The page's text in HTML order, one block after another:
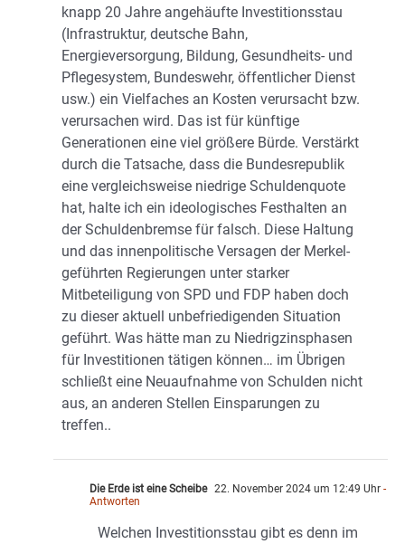
knapp 20 Jahre angehäufte Investitionsstau
(Infrastruktur, deutsche Bahn,
Energieversorgung, Bildung, Gesundheits- und
Pflegesystem, Bundeswehr, öffentlicher Dienst
usw.) ein Vielfaches an Kosten verursacht bzw.
verursachen wird. Das ist für künftige
Generationen eine viel größere Bürde. Verstärkt
durch die Tatsache, dass die Bundesrepublik
eine vergleichsweise niedrige Schuldenquote
hat, halte ich ein ideologisches Festhalten an
der Schuldenbremse für falsch. Diese Haltung
und das innenpolitische Versagen der Merkel-
geführten Regierungen unter starker
Mitbeteiligung von SPD und FDP haben doch
zu dieser aktuell unbefriedigenden Situation
geführt. Was hätte man zu Niedrigzinsphasen
für Investitionen tätigen können… im Übrigen
schließt eine Neuaufnahme von Schulden nicht
aus, an anderen Stellen Einsparungen zu
treffen..
Die Erde ist eine Scheibe 22. November 2024 um 12:49 Uhr -
Antworten
Welchen Investitionsstau gibt es denn im